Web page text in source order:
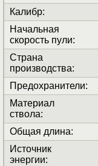
Калибр:
Начальная
скорость пули:
Страна
производства:
Предохранители:
Материал
ствола:
Общая длина:
Источник
энергии: